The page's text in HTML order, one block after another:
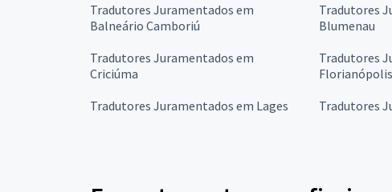
Tradutores Juramentados em
Balneário Camboriú
Tradutores
Blumenau
Tradutores Juramentados em
Criciúma
Tradutores
Florianópolis
Tradutores Juramentados em Lages
Tradutores